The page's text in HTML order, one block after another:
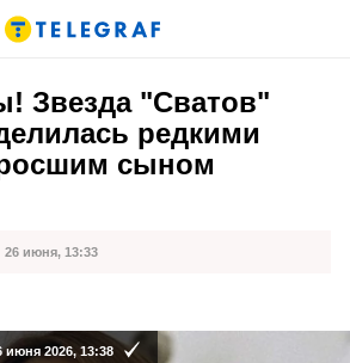
Звезда "Сватов"
редкими
сыном
26 июня, 13:33
2026, 13:38